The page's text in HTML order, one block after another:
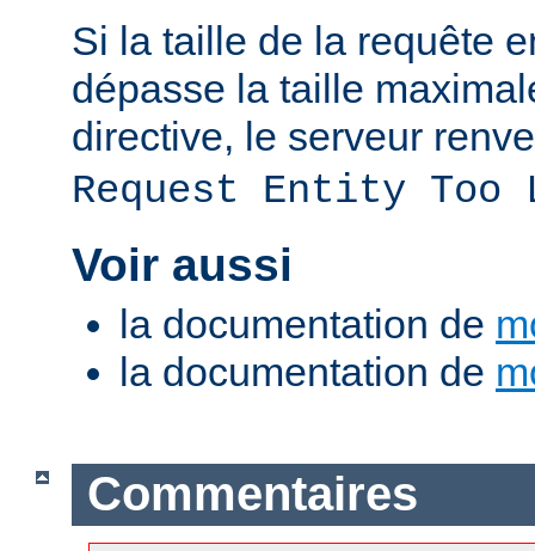
Si la taille de la requête
dépasse la taille
directive, le serveur
Request Entity Too
Voir aussi
la documentation de
la documentation de
Commentaires